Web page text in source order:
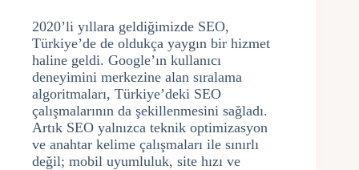
2020’li yıllara geldiğimizde SEO,
Türkiye’de de oldukça yaygın bir hizmet
haline geldi. Google’ın kullanıcı
deneyimini merkezine alan sıralama
algoritmaları, Türkiye’deki SEO
çalışmalarının da şekillenmesini sağladı.
Artık SEO yalnızca teknik optimizasyon
ve anahtar kelime çalışmaları ile sınırlı
değil; mobil uyumluluk, site hızı ve